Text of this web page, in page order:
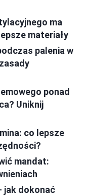
ma
materiały
palenia w
ponad
Uniknij
co lepsze
mandat:
jak dokonać